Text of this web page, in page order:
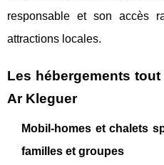
responsable et son accès
attractions locales.
Les hébergements
Ar Kleguer
Mobil-homes et chalets
familles et groupes